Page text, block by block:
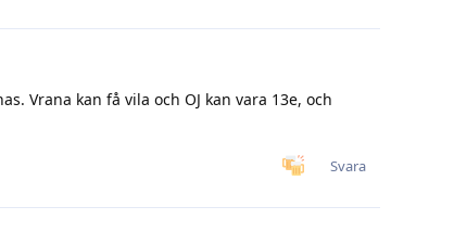
Vrana kan få vila och OJ kan vara 13e, och
Svara